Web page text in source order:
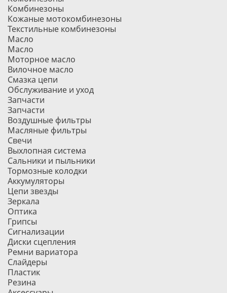
Комбинезоны
Кожаные мотокомбинезоны
Текстильные комбинезоны
Масло
Масло
Моторное масло
Вилочное масло
Смазка цепи
Обслуживание и уход
Запчасти
Запчасти
Воздушные фильтры
Масляные фильтры
Свечи
Выхлопная система
Сальники и пыльники
Тормозные колодки
Аккумуляторы
Цепи звезды
Зеркала
Оптика
Грипсы
Сигнализации
Диски сцепления
Ремни вариатора
Слайдеры
Пластик
Резина